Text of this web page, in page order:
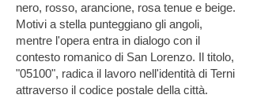
nero, rosso, arancione, rosa tenue e beige.
Motivi a stella punteggiano gli angoli,
mentre l'opera entra in dialogo con il
contesto romanico di San Lorenzo. Il titolo,
"05100", radica il lavoro nell'identità di Terni
attraverso il codice postale della città.